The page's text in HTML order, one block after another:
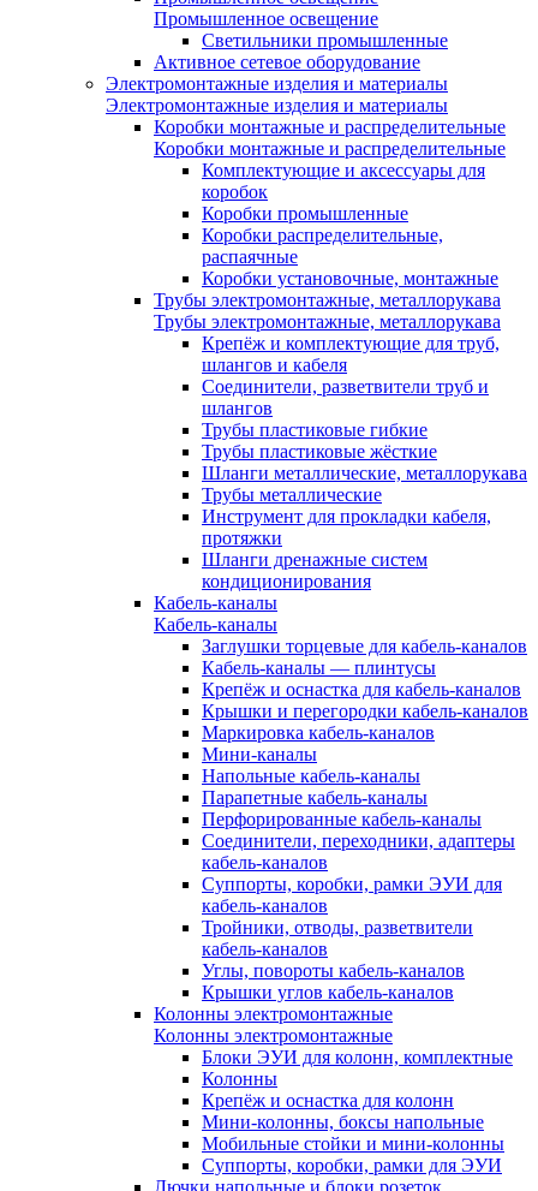
Промышленное освещение
Светильники промышленные
Активное сетевое оборудование
Электромонтажные изделия и материалы
Электромонтажные изделия и материалы
Коробки монтажные и распределительные
Коробки монтажные и распределительные
Комплектующие и аксессуары для
коробок
Коробки промышленные
Коробки распределительные,
распаячные
Коробки установочные, монтажные
Трубы электромонтажные, металлорукава
Трубы электромонтажные, металлорукава
Крепёж и комплектующие для труб,
шлангов и кабеля
Соединители, разветвители труб и
шлангов
Трубы пластиковые гибкие
Трубы пластиковые жёсткие
Шланги металлические, металлорукава
Трубы металлические
Инструмент для прокладки кабеля,
протяжки
Шланги дренажные систем
кондиционирования
Кабель-каналы
Кабель-каналы
Заглушки торцевые для кабель-каналов
Кабель-каналы — плинтусы
Крепёж и оснастка для кабель-каналов
Крышки и перегородки кабель-каналов
Маркировка кабель-каналов
Мини-каналы
Напольные кабель-каналы
Парапетные кабель-каналы
Перфорированные кабель-каналы
Соединители, переходники, адаптеры
кабель-каналов
Суппорты, коробки, рамки ЭУИ для
кабель-каналов
Тройники, отводы, разветвители
кабель-каналов
Углы, повороты кабель-каналов
Крышки углов кабель-каналов
Колонны электромонтажные
Колонны электромонтажные
Блоки ЭУИ для колонн, комплектные
Колонны
Крепёж и оснастка для колонн
Мини-колонны, боксы напольные
Мобильные стойки и мини-колонны
Суппорты, коробки, рамки для ЭУИ
Лючки напольные и блоки розеток